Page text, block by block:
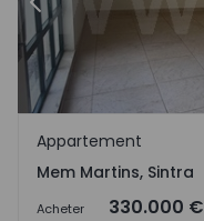
Précédent
Mem Martins, Sintra
Appartement
Mem Martins, Sintra
Acheter 330.000 €